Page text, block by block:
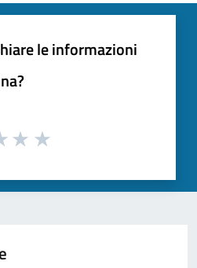
le informazioni